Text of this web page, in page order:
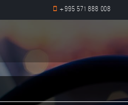
+995 571 888 008